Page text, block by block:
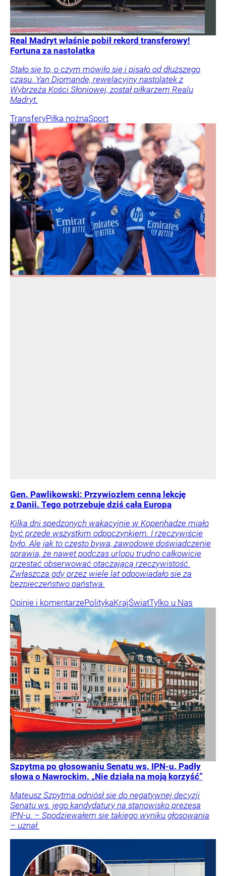
Real Madryt właśnie pobił rekord transferowy!
Fortuna za nastolatka
Stało się to, o czym mówiło się i pisało od dłuższego
czasu. Yan Diomande, rewelacyjny nastolatek z
Wybrzeża Kości Słoniowej, został piłkarzem Realu
Madryt.
TransferyPiłka nożnaSport
Gen. Pawlikowski: Przywiozłem cenną lekcję
z Danii. Tego potrzebuje dziś cała Europa
Kilka dni spędzonych wakacyjnie w Kopenhadze miało
być przede wszystkim odpoczynkiem. I rzeczywiście
było. Ale jak to często bywa, zawodowe doświadczenie
sprawia, że nawet podczas urlopu trudno całkowicie
przestać obserwować otaczającą rzeczywistość.
Zwłaszcza gdy przez wiele lat odpowiadało się za
bezpieczeństwo państwa.
Opinie i komentarzePolitykaKrajŚwiatTylko u Nas
Szpytma po głosowaniu Senatu ws. IPN-u. Padły
słowa o Nawrockim. „Nie działa na moją korzyść”
Mateusz Szpytma odniósł się do negatywnej decyzji
Senatu ws. jego kandydatury na stanowisko prezesa
IPN-u. – Spodziewałem się takiego wyniku głosowania
– uznał.